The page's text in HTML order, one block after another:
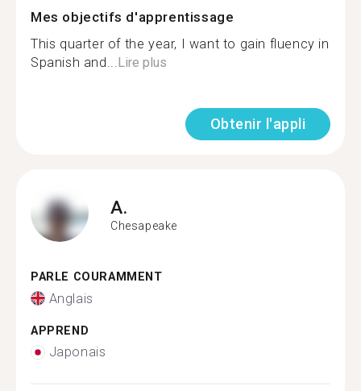
Mes objectifs d'apprentissage
This quarter of the year, I want to gain fluency in
Spanish and...Lire plus
Obtenir l'appli
A.
Chesapeake
PARLE COURAMMENT
Anglais
APPREND
Japonais